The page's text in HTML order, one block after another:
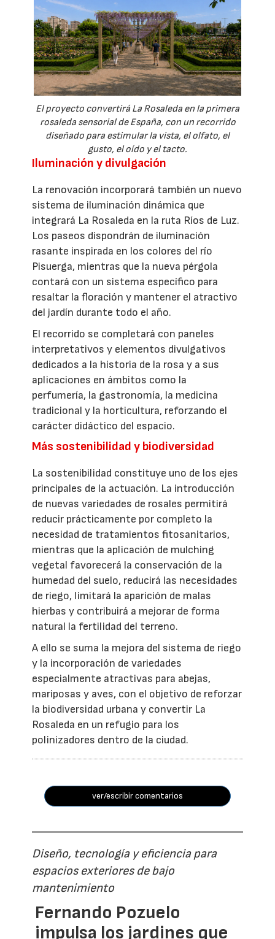
El proyecto convertirá La Rosaleda en la primera
rosaleda sensorial de España, con un recorrido
diseñado para estimular la vista, el olfato, el
gusto, el oído y el tacto.
Iluminación y divulgación
La renovación incorporará también un nuevo
sistema de iluminación dinámica que
integrará La Rosaleda en la ruta Ríos de Luz.
Los paseos dispondrán de iluminación
rasante inspirada en los colores del río
Pisuerga, mientras que la nueva pérgola
contará con un sistema específico para
resaltar la floración y mantener el atractivo
del jardín durante todo el año.
El recorrido se completará con paneles
interpretativos y elementos divulgativos
dedicados a la historia de la rosa y a sus
aplicaciones en ámbitos como la
perfumería, la gastronomía, la medicina
tradicional y la horticultura, reforzando el
carácter didáctico del espacio.
Más sostenibilidad y biodiversidad
La sostenibilidad constituye uno de los ejes
principales de la actuación. La introducción
de nuevas variedades de rosales permitirá
reducir prácticamente por completo la
necesidad de tratamientos fitosanitarios,
mientras que la aplicación de mulching
vegetal favorecerá la conservación de la
humedad del suelo, reducirá las necesidades
de riego, limitará la aparición de malas
hierbas y contribuirá a mejorar de forma
natural la fertilidad del terreno.
A ello se suma la mejora del sistema de riego
y la incorporación de variedades
especialmente atractivas para abejas,
mariposas y aves, con el objetivo de reforzar
la biodiversidad urbana y convertir La
Rosaleda en un refugio para los
polinizadores dentro de la ciudad.
ver/escribir comentarios
Diseño, tecnología y eficiencia para
espacios exteriores de bajo
mantenimiento
Fernando Pozuelo
impulsa los jardines que